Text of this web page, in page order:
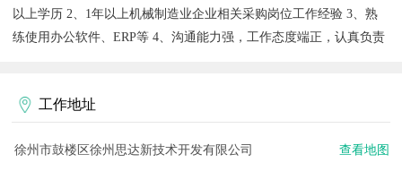
以上学历 2、1年以上机械制造业企业相关采购岗位工作经验 3、熟
练使用办公软件、ERP等 4、沟通能力强，工作态度端正，认真负责
工作地址
徐州市鼓楼区徐州思达新技术开发有限公司 查看地图